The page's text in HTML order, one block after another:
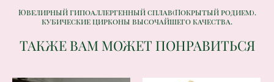
Ювелирный гипоаллергенный сплав(Покрытый родием).
кубические цирконы высочайшего качества.
ТАКЖЕ ВАМ МОЖЕТ ПОНРАВИТЬСЯ